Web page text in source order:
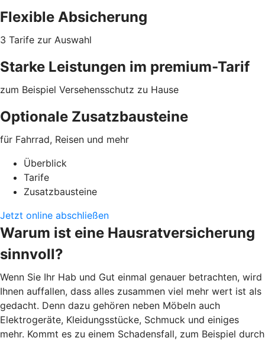
Flexible Absicherung
3 Tarife zur Auswahl
Starke Leistungen im premium-Tarif
zum Beispiel Versehensschutz zu Hause
Optionale Zusatzbausteine
für Fahrrad, Reisen und mehr
Überblick
Tarife
Zusatzbausteine
Jetzt online abschließen
Warum ist eine Hausratversicherung
sinnvoll?
Wenn Sie Ihr Hab und Gut einmal genauer betrachten, wird
Ihnen auffallen, dass alles zusammen viel mehr wert ist als
gedacht. Denn dazu gehören neben Möbeln auch
Elektrogeräte, Kleidungsstücke, Schmuck und einiges
mehr. Kommt es zu einem Schadensfall, zum Beispiel durch